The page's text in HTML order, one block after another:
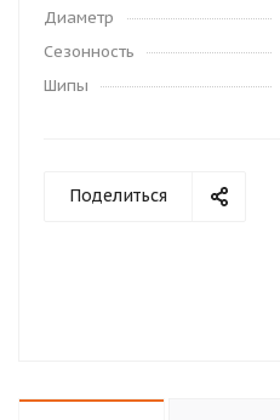
Диаметр
Сезонность
Шипы
Поделиться